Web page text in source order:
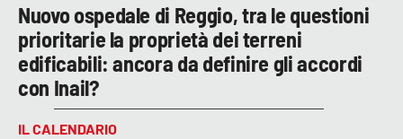
Nuovo ospedale di Reggio, tra le questioni
prioritarie la proprietà dei terreni
edificabili: ancora da definire gli accordi
con Inail?
IL CALENDARIO